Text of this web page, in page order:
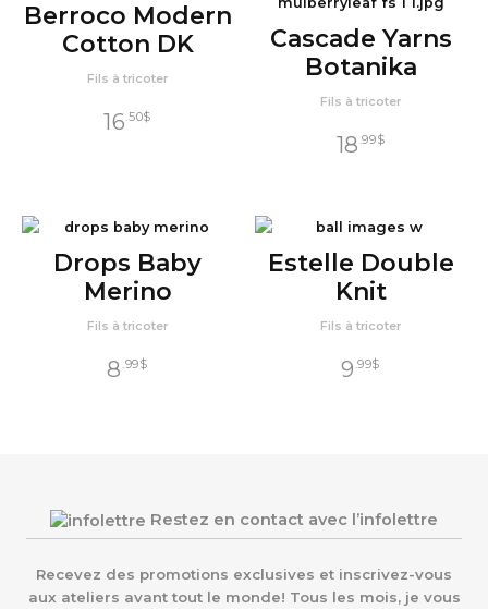
Berroco Modern
Cotton DK
Fils à tricoter
16.50$
Cascade Yarns
Botanika
Fils à tricoter
18 .99$
Drops Baby
Merino
Fils à tricoter
8 .99$
Estelle Double
Knit
Fils à tricoter
9 .99$
Restez en contact avec l’infolettre
Recevez des promotions exclusives et inscrivez-vous
aux ateliers avant tout le monde! Tous les mois, je vous